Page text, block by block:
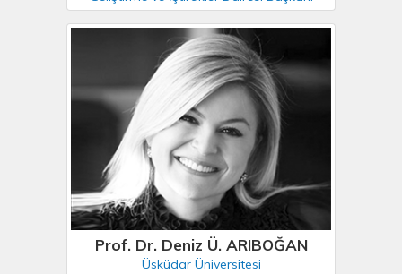
Prof. Dr. Deniz Ü. ARIBOĞAN
Üsküdar Üniversitesi